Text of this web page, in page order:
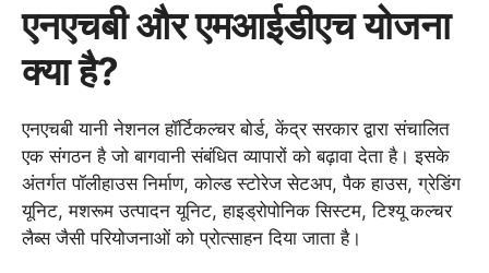
एनएचबी और एमआईडीएच योजना
क्या है?
एनएचबी यानी नेशनल हॉर्टिकल्चर बोर्ड, केंद्र सरकार द्वारा संचालित
एक संगठन है जो बागवानी संबंधित व्यापारों को बढ़ावा देता है। इसके
अंतर्गत पॉलीहाउस निर्माण, कोल्ड स्टोरेज सेटअप, पैक हाउस, ग्रेडिंग
यूनिट, मशरूम उत्पादन यूनिट, हाइड्रोपोनिक सिस्टम, टिश्यू कल्चर
लैब्स जैसी परियोजनाओं को प्रोत्साहन दिया जाता है।